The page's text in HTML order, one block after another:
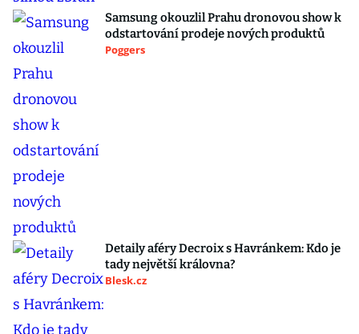
Samsung okouzlil Prahu dronovou show k
odstartování prodeje nových produktů
Poggers
Detaily aféry Decroix s Havránkem: Kdo je
tady největší královna?
Blesk.cz